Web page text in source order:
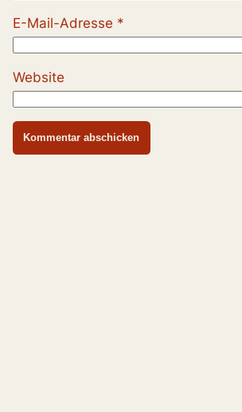
E-Mail-Adresse *
Website